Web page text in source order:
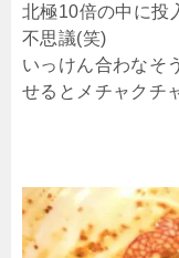
北極10倍の中に投
不思議(笑)
いっけん合わなそ
せるとメチャクチ